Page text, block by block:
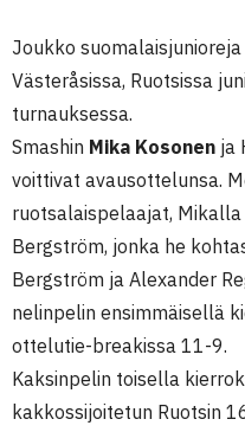
Joukko
Västeråsissa, Ruotsissa
turnauksessa.
Smashin Mika Kosonen ja
voittivat avausottelunsa.
ruotsalaispelaajat,
Bergström, jonka he
Bergström ja Alexander
nelinpelin ensimmäisellä
ottelutie-breakissa 11-9.
Kaksinpelin toisella
kakkossijoitetun Ruotsin